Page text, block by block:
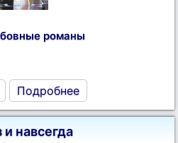
романы
Подробнее
навсегда